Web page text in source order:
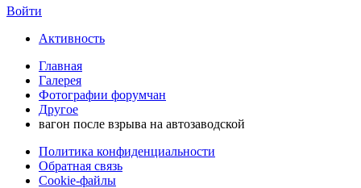
Войти
Активность
Главная
Галерея
Фотографии форумчан
Другое
вагон после взрыва на автозаводской
Политика конфиденциальности
Обратная связь
Cookie-файлы